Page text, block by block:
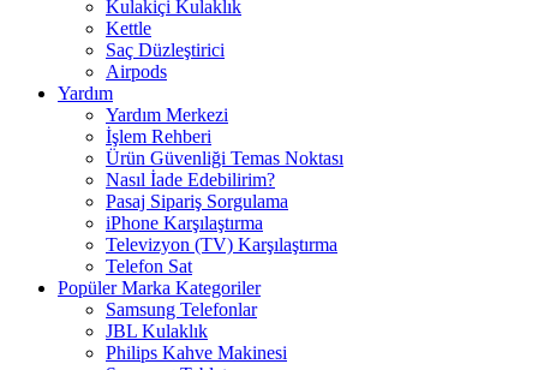
Kulakiçi Kulaklık
Kettle
Saç Düzleştirici
Airpods
Yardım
Yardım Merkezi
İşlem Rehberi
Ürün Güvenliği Temas Noktası
Nasıl İade Edebilirim?
Pasaj Sipariş Sorgulama
iPhone Karşılaştırma
Televizyon (TV) Karşılaştırma
Telefon Sat
Popüler Marka Kategoriler
Samsung Telefonlar
JBL Kulaklık
Philips Kahve Makinesi